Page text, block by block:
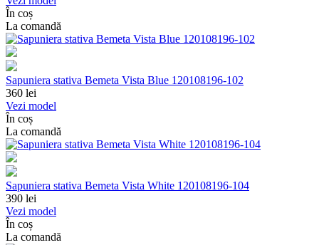
În coș
La comandă
Sapuniera stativa Bemeta Vista Blue 120108196-102
360 lei
Vezi model
În coș
La comandă
Sapuniera stativa Bemeta Vista White 120108196-104
390 lei
Vezi model
În coș
La comandă